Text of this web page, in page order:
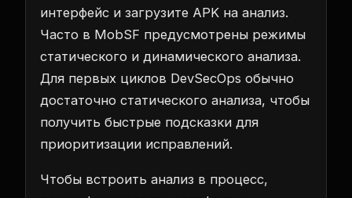
интерфейс и загрузите APK на анализ.
Часто в MobSF предусмотрены режимы
статического и динамического анализа.
Для первых циклов DevSecOps обычно
достаточно статического анализа, чтобы
получить быстрые подсказки для
приоритизации исправлений.
Чтобы встроить анализ в процесс,